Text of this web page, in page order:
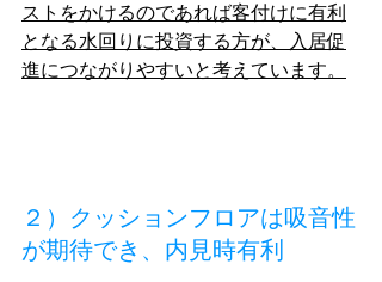
ストをかけるのであれば客付けに有利
となる水回りに投資する方が、入居促
進につながりやすいと考えています。
２）クッションフロアは吸音性
が期待でき、内見時有利